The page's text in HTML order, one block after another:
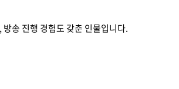
송 진행 경험도 갖춘 인물입니다.